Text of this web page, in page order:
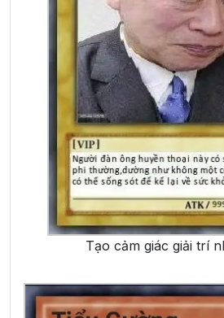
Tạo cảm giác giải trí